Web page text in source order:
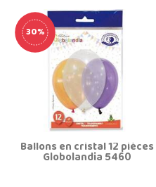
30%
Ballons en cristal 12 pièces
Globolandia 5460